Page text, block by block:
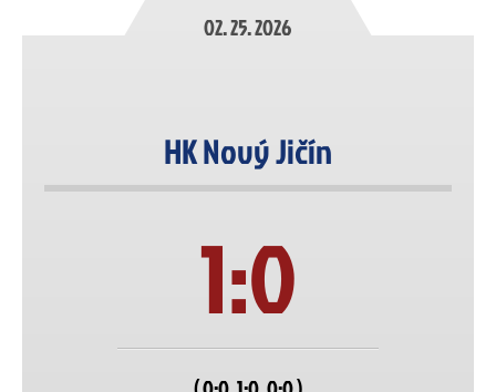
02. 25. 2026
HK Nový Jičín
1:0